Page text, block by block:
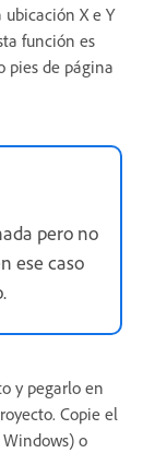
X e Y
función es
pies de página
pero no
ese caso
y pegarlo en
Copie el
o